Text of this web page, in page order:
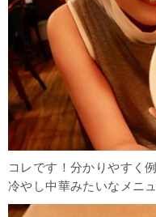
コレです！分かりやすく
冷やし中華みたいなメニュ